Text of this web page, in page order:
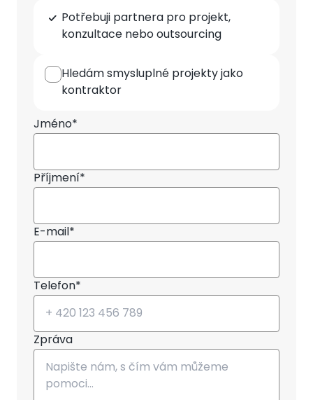
spolupráce
Potřebuji partnera pro projekt,
konzultace nebo outsourcing
Hledám smysluplné projekty jako
kontraktor
Jméno*
Příjmení*
E-mail*
Telefon*
Zpráva